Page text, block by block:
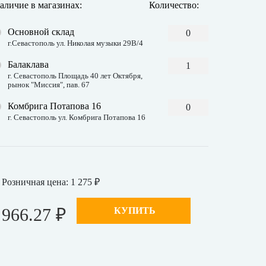
в магазинах: Количество:
Основной склад
г.Севастополь ул. Николая музыки 29В/4
0
Балаклава
г. Севастополь Площадь 40 лет Октября,
рынок "Миссия", пав. 67
1
Комбрига Потапова 16
г. Севастополь ул. Комбрига Потапова 16
0
Розничная цена: 1 275 ₽
966.27 ₽ КУПИТЬ